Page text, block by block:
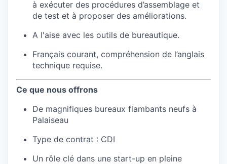
à exécuter des procédures d’assemblage et
de test et à proposer des améliorations.
A l'aise avec les outils de bureautique.
Français courant, compréhension de l’anglais
technique requise.
Ce que nous offrons
De magnifiques bureaux flambants neufs à
Palaiseau
Type de contrat : CDI
Un rôle clé dans une start-up en pleine